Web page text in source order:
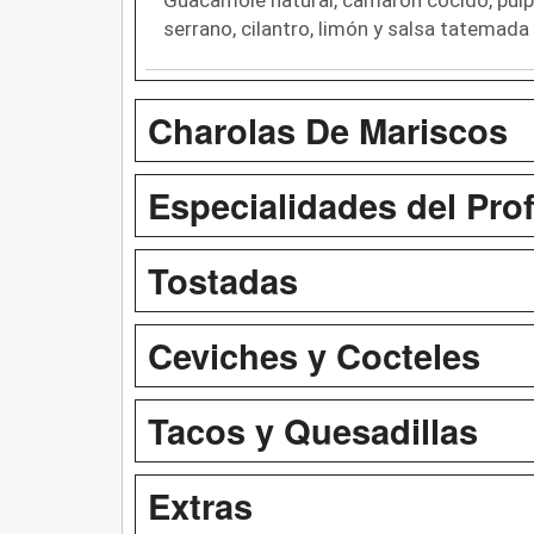
serrano, cilantro, limón y salsa tatemada
Charolas De Mariscos
Especialidades del
Tostadas
Ceviches y Cocteles
Tacos y Quesadillas
Extras